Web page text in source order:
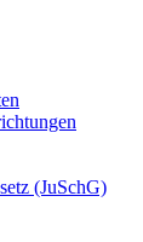
(JuSchG)